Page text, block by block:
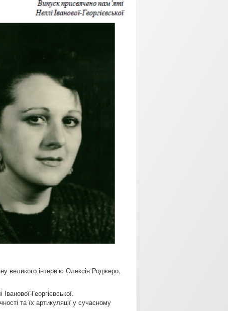
великого інтерв’ю Олексія Роджеро,
Георгієвської.
та їх артикуляції у сучасному